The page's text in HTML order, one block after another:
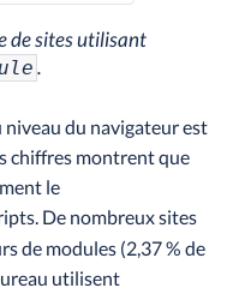
de sites utilisant
.
niveau du navigateur est
chiffres montrent que
le
De nombreux sites
de modules (2,37 % de
utilisent